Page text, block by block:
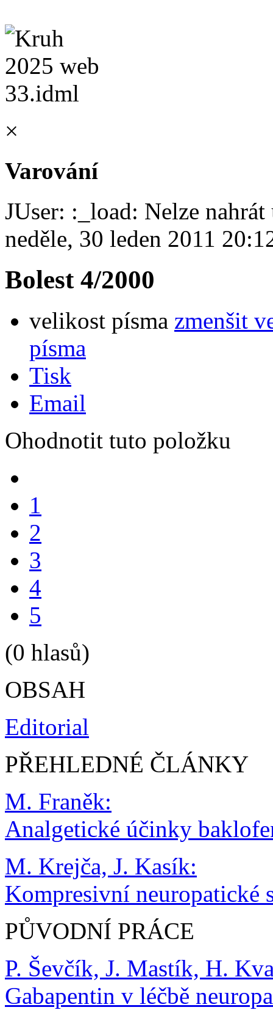
×
Varování
JUser: :_load: Nelze
neděle, 30 leden 2011
Bolest 4/2000
velikost písma zmenšit
písma
Tisk
Email
Ohodnotit tuto položku
1
2
3
4
5
(0 hlasů)
OBSAH
Editorial
PŘEHLEDNÉ ČLÁNKY
M. Franěk:
Analgetické účinky
M. Krejča, J. Kasík:
Kompresivní neuropatické
PŮVODNÍ PRÁCE
P. Ševčík, J. Mastík, H.
Gabapentin v léčbě